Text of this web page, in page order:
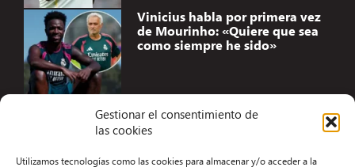
Gestionar el consentimiento de
las cookies
Utilizamos tecnologías como las cookies para almacenar y/o acceder a la
Vinicius habla por primera vez
de Mourinho: «Quiere que sea
como siempre he sido»